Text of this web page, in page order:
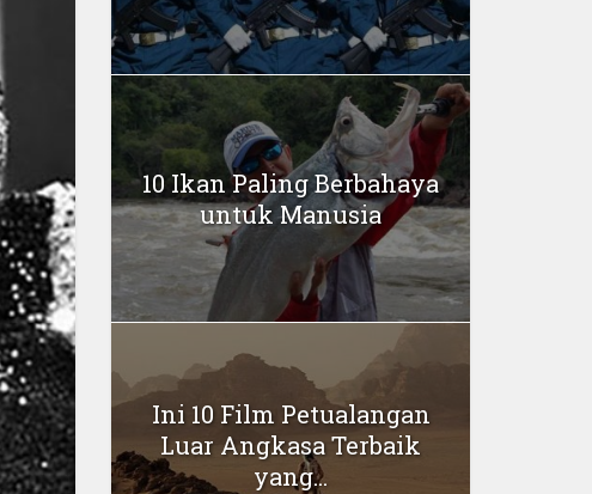
10 Ikan Paling Berbahaya
untuk Manusia
Ini 10 Film Petualangan
Luar Angkasa Terbaik
yang...